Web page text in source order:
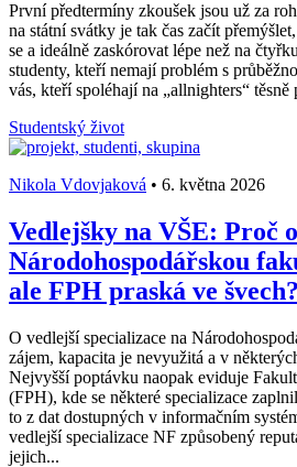
První předtermíny zkoušek jsou už za
na státní svátky je tak čas začít
se a ideálně zaskórovat lépe než na
studenty, kteří nemají problém s
vás, kteří spoléhají na „allnighters“ těsně
Studentský život
Nikola Vdovjaková • 6. května 2026
Vedlejšky na VŠE: Proč o
Národohospodářskou
ale FPH praská ve švech?
O vedlejší specializace na
zájem, kapacita je nevyužitá a v
Nejvyšší poptávku naopak eviduje
(FPH), kde se některé specializace
to z dat dostupných v informačním
vedlejší specializace NF způsobený
jejich...